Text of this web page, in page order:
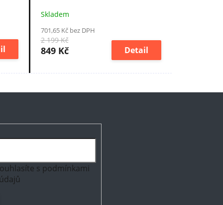
Skladem
701,65 Kč bez DPH
2 199 Kč
849 Kč Detail
s podmínkami